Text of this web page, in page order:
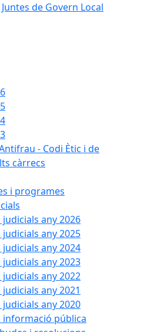
de Govern Local
- Codi Ètic i de
càrrecs
i programes
any 2026
any 2025
any 2024
any 2023
any 2022
any 2021
any 2020
informació pública